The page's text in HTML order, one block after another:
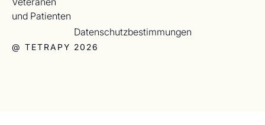
und Patienten
@ TETRAPY 2026
Datenschutzbestimmungen